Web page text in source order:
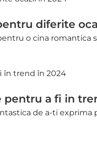
diferite
o cina romantica
pentru a fi in
de a-ti exprima